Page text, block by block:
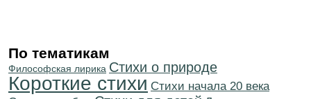
По тематикам
Философская лирика Стихи о природе
Короткие стихи Cтихи начала 20 века